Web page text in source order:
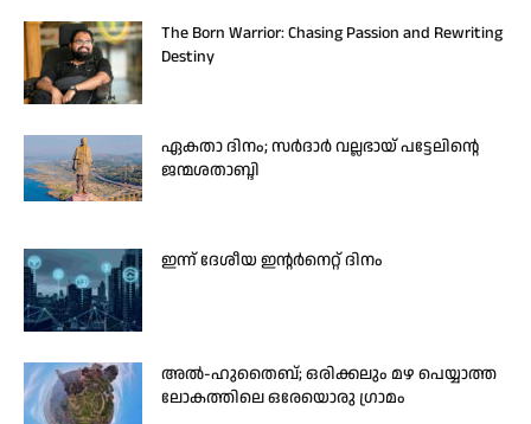
The Born Warrior: Chasing Passion and Rewriting
Destiny
ഏകതാ ദിനം; സർദാർ വല്ലഭായ് പട്ടേലിന്റെ
ജന്മശതാബ്ദി
ഇന്ന് ദേശീയ ഇന്റർനെറ്റ് ദിനം
അൽ-ഹുതൈബ്; ഒരിക്കലും മഴ പെയ്യാത്ത
ലോകത്തിലെ ഒരേയൊരു ഗ്രാമം